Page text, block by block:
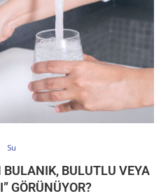
Su
BULANIK, BULUTLU VEYA
GÖRÜNÜYOR?